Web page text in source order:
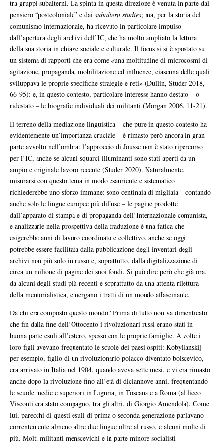
tra gruppi subalterni. La spinta in questa direzione è venuta in parte dal
pensiero “postcoloniale” e dai subaltern studies; ma, per la storia del
comunismo internazionale, ha ricevuto in particolare impulso
dall’apertura degli archivi dell’IC, che ha molto ampliato la lettura
della sua storia in chiave sociale e culturale. Il focus si si è spostato su
un sistema di rapporti che era come «una moltitudine di microcosmi di
agitazione, propaganda, mobilitazione ed influenze, ciascuna delle quali
sviluppava le proprie specifiche strategie e reti» (Dullin, Studer 2018,
66-95): e, in questo contesto, particolare interesse hanno destato – o
ridestato – le biografie individuali dei militanti (Morgan 2006, 11-21).
Il terreno della mediazione linguistica – che pure in questo contesto ha
evidentemente un’importanza cruciale – è rimasto però ancora in gran
parte avvolto nell’ombra: l’approccio di Jousse non è stato ripercorso
per l’IC, anche se alcuni squarci illuminanti sono stati aperti da un
ampio e originale lavoro recente (Studer 2020). Naturalmente,
misurarsi con questo tema in modo esauriente e sistematico
richiederebbe uno sforzo immane: sono centinaia di migliaia – contando
anche solo le lingue europee più diffuse – le pagine prodotte
dall’apparato di stampa e di propaganda dell’Internazionale comunista,
e analizzarle nella prospettiva della traduzione è una fatica che
esigerebbe anni di lavoro coordinato e collettivo, anche se oggi
potrebbe essere facilitata dalla pubblicazione degli inventari degli
archivi non più solo in russo e, soprattutto, dalla digitalizzazione di
circa un milione di pagine dei suoi fondi. Si può dire però che già ora,
da alcuni degli studi più recenti e soprattutto da una attenta rilettura
della memorialistica, emergano i tratti di un mondo affascinante.
Da chi era composto questo mondo? Prima di tutto non va dimenticato
che fin dalla fine dell’Ottocento i rivoluzionari russi erano stati in
buona parte esuli all’estero, spesso con le proprie famiglie. A volte i
loro figli avevano frequentato le scuole dei paesi ospiti: Kobylianskij
per esempio, figlio di un rivoluzionario polacco diventato bolscevico,
era arrivato in Italia nel 1904, quando aveva sette mesi, e vi era rimasto
anche dopo la rivoluzione fino all’età di diciannove anni, frequentando
le scuole medie e superiori in Liguria, in Toscana e a Roma (al liceo
Visconti era stato compagno, tra gli altri, di Giorgio Amendola). Come
lui, parecchi di questi esuli di prima o seconda generazione parlavano
correntemente almeno altre due lingue oltre al russo, e alcuni molte di
più. Molti militanti menscevichi e in parte minore socialisti